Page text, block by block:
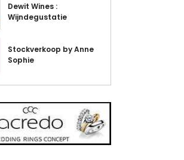
Dewit Wines :
Wijndegustatie
Stockverkoop by Anne
Sophie